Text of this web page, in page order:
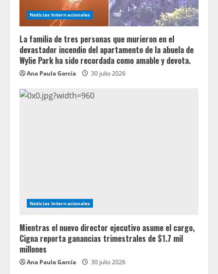
Noticias Internacionales
La familia de tres personas que murieron en el
devastador incendio del apartamento de la abuela de
Wylie Park ha sido recordada como amable y devota.
Ana Paula García 30 julio 2026
Noticias Internacionales
Mientras el nuevo director ejecutivo asume el cargo,
Cigna reporta ganancias trimestrales de $1.7 mil
millones
Ana Paula García 30 julio 2026